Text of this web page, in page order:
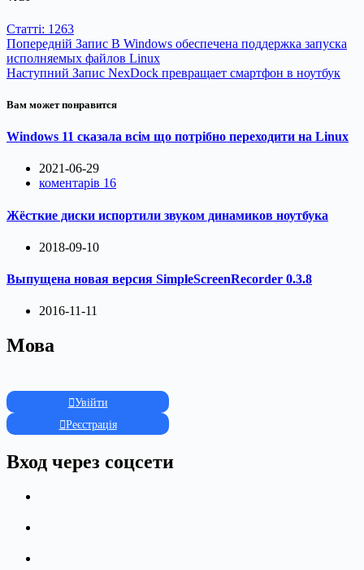
Статті: 1263
Попередній Запис В Windows обеспечена поддержка запуска
исполняемых файлов Linux
Наступний Запис NexDock превращает смартфон в ноутбук
Вам может понравится
Windows 11 сказала всім що потрібно переходити на Linux
2021-06-29
коментарів 16
Жёсткие диски испортили звуком динамиков ноутбука
2018-09-10
Выпущена новая версия SimpleScreenRecorder 0.3.8
2016-11-11
Мова
Увійти
Реєстрація
Вход через соцсети